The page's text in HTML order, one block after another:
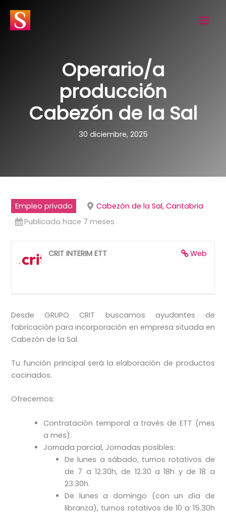
contenido
Operario/a
producción
Cabezón de la Sal
30 diciembre, 2025
Empleo privado
Cabezón de la Sal, Cantabria
Publicado hace 7 meses
Web
CRIT INTERIM ETT
Desde GRUPO CRIT buscamos ayudantes de
fabricación para incorporación en empresa situada en
Cabezón de la Sal.
Tu función principal será la elaboración de productos
cocinados.
Ofrecemos:
Contratación temporal a través de ETT (mes
a mes).
Jornada parcial, Jornadas posibles:
De lunes a sábado, turnos rotativos de
de 7 a 12.30h, de 12.30 a 18h y de 18 a
23.30h.
De lunes a domingo (con un día de
libranza), turnos rotativos de 10 a 15.30h